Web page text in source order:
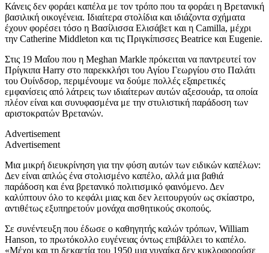
Κάνεις δεν φοράει καπέλα με τον τρόπο που τα φοράει η Βρετανική
βασιλική οικογένεια. Ιδιαίτερα στολίδια και ιδιάζοντα σχήματα
έχουν φορέσει τόσο η Βασίλισσα Ελισάβετ και η Camilla, μέχρι
την Catherine Μiddleton και τις Πριγκίπισσες Beatrice και Eugenie.
Στις 19 Μαΐου που η Meghan Markle πρόκειται να παντρευτεί τον
Πρίγκιπα Harry στο παρεκκλήσι του Αγίου Γεωργίου στο Παλάτι
του Ουίνδσορ, περιμένουμε να δούμε πολλές εξαιρετικές
εμφανίσεις από λάτρεις των ιδιαίτερων αυτών αξεσουάρ, τα οποία
πλέον είναι και συνυφασμένα με την στυλιστική παράδοση των
αριστοκρατών Βρετανών.
Advertisement
Advertisement
Μια μικρή διευκρίνηση για την φύση αυτών των ειδικών καπέλων:
Δεν είναι απλώς ένα στολισμένο καπέλο, αλλά μια βαθιά
παράδοση και ένα βρετανικό πολιτισμικό φαινόμενο. Δεν
καλύπτουν όλο το κεφάλι μιας και δεν λειτουργούν ως σκίαστρο,
αντιθέτως εξυπηρετούν μονάχα αισθητικούς σκοπούς.
Σε συνέντευξη που έδωσε ο καθηγητής καλών τρόπων, William
Hanson, το πρωτόκολλο ευγένειας όντως επιβάλλει το καπέλο.
«Μέχρι και τη δεκαετία του 1950 μια γυναίκα δεν κυκλοφορούσε